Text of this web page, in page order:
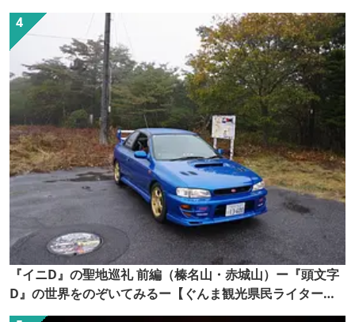
『イニD』の聖地巡礼 前編（榛名山・赤城山）ー『頭文字
D』の世界をのぞいてみるー【ぐんま観光県民ライター
（ぐん記者）】